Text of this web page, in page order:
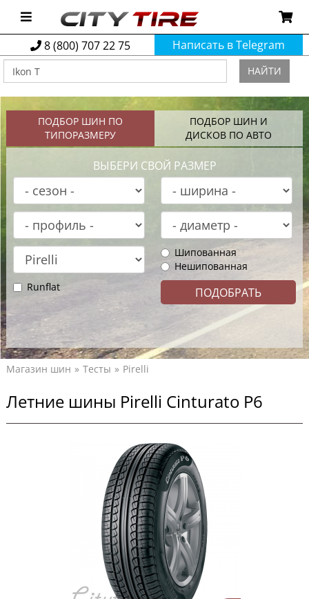
8 (800) 707 22 75 Написать в Telegram
НАЙТИ
ПОДБОР ШИН ПО
ТИПОРАЗМЕРУ
ПОДБОР ШИН И
ДИСКОВ ПО АВТО
ВЫБЕРИ СВОЙ РАЗМЕР
Шипованная
Нешипованная
Runflat
Магазин шин Тесты Pirelli
Летние шины Pirelli Cinturato P6